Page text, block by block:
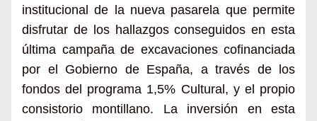
institucional de la nueva pasarela que permite
disfrutar de los hallazgos conseguidos en esta
última campaña de excavaciones cofinanciada
por el Gobierno de España, a través de los
fondos del programa 1,5% Cultural, y el propio
consistorio montillano. La inversión en esta